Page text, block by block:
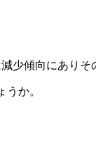
少傾向にありそ
か。